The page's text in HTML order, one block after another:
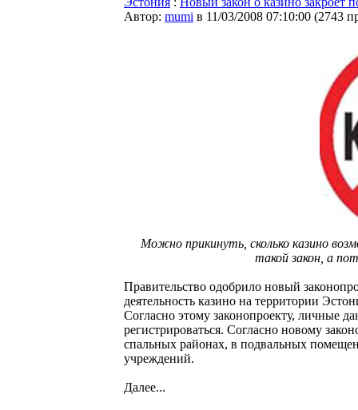
Автор: mumi в 11/03/2008 07:10:00 (2743
Можно прикинуть, сколько казино
такой закон, а
Правительство одобрило новый
деятельность казино на территории
Согласно этому законопроекту, личные
регистрироваться. Согласно новому
спальных районах, в подвальных
учреждений.
Далее...